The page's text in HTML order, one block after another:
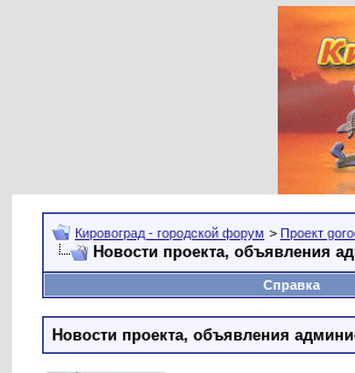
Кировоград - городской форум > Проект
Новости проекта, объявления
Справка
Новости проекта, объявления